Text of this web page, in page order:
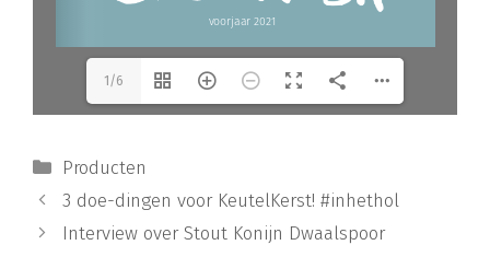
1/6
Categorieën
Producten
3 doe-dingen voor KeutelKerst! #inhethol
Interview over Stout Konijn Dwaalspoor